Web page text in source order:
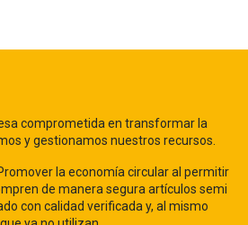
comprometida en transformar la
y gestionamos nuestros recursos.
la economía circular al permitir
de manera segura artículos semi
con calidad verificada y, al mismo